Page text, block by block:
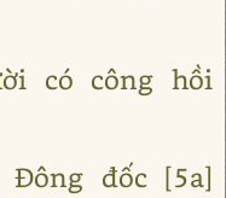
có công hồi
Đông đốc [5a]